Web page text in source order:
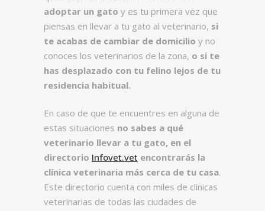
adoptar un gato y es tu primera vez que
piensas en llevar a tu gato al veterinario, si
te acabas de cambiar de domicilio y no
conoces los veterinarios de la zona, o si te
has desplazado con tu felino lejos de tu
residencia habitual.
En caso de que te encuentres en alguna de
estas situaciones no sabes a qué
veterinario llevar a tu gato, en el
directorio Infovet.vet encontrarás la
clínica veterinaria más cerca de tu casa.
Este directorio cuenta con miles de clínicas
veterinarias de todas las ciudades de